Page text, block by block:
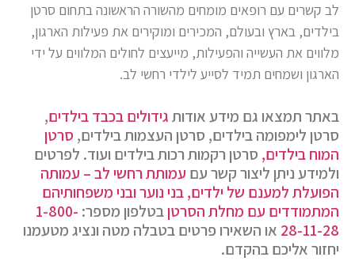
לב קשרים עם רופאים מומחים מהשורה הראשונה בתחום סרטן
בילדים, בארץ ובעולם, המכירים ומוקירים את פעילות הארגון,
מלווים את העשייה והפעילות, מייעצים לחולים המלווים על ידי
הארגון ושמחים תמיד לסייע לילדי רחשי לב.
באתר תמצאו גם מידע אודותגידולים בכבד בילדים,
סרטן לימפומה בילדים, סרטן העצמות בילדים, סרטן
המוח בילדים, סרטן רקמות רכות בילדים ועוד. לפרטים
ולמידע ניתן ליצור קשר עם עמותת רחשי לב – עמותה
הפועלת למענם של ילדים, בני נוער ובני משפחותיהם
המתמודדים עם מחלת הסרטןבטלפון מספר: 1-800-
28-11-28 או השאירו פרטים בטבלה מטה ונציג מטעמנו
יחזור אליכם בהקדם.